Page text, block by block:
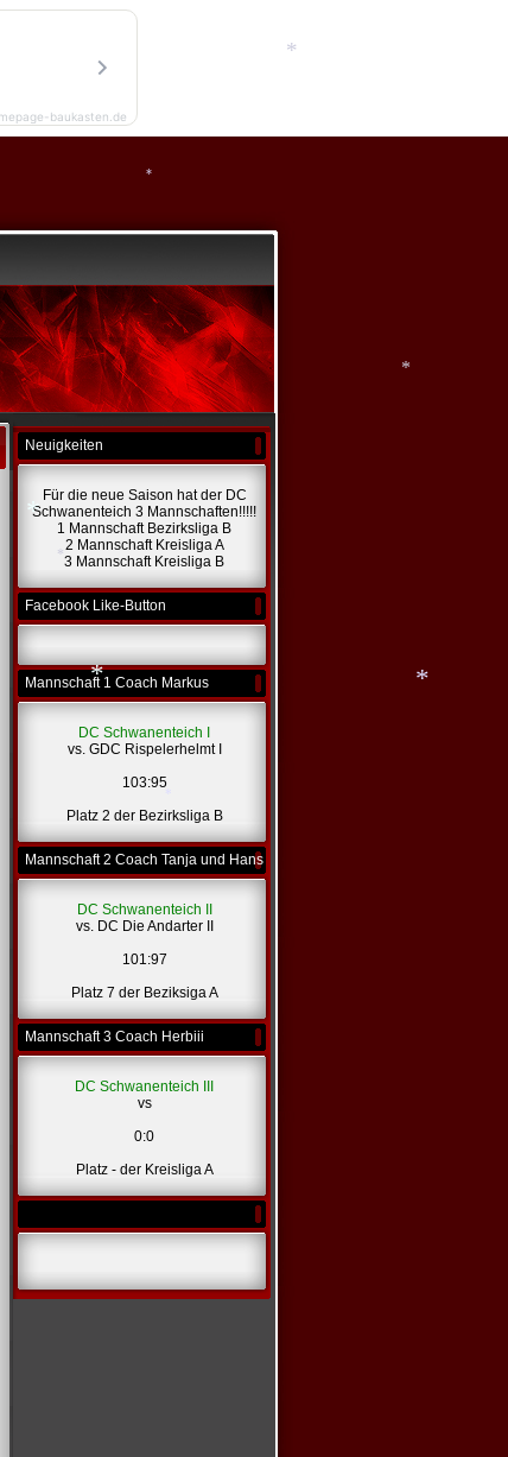
Neuigkeiten
Für die neue Saison hat der DC
Schwanenteich 3 Mannschaften!!!!!
1 Mannschaft Bezirksliga B
2 Mannschaft Kreisliga A
3 Mannschaft Kreisliga B
Facebook Like-Button
Mannschaft 1 Coach Markus
DC Schwanenteich I
vs. GDC Rispelerhelmt I
103:95
Platz 2 der Bezirksliga B
Mannschaft 2 Coach Tanja und Hans
DC Schwanenteich II
vs. DC Die Andarter II
101:97
Platz 7 der Beziksiga A
Mannschaft 3 Coach Herbiii
DC Schwanenteich III
vs
0:0
Platz - der Kreisliga A
baukasten.de
*
*
*